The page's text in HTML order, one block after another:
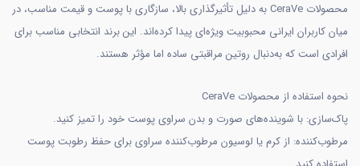
محصولات CeraVe به دلیل تأثیرگذاری بالا، سازگاری با پوست و قیمت مناسب، در
میان کاربران ایرانی محبوبیت ویژه‌ای پیدا کرده‌اند. این برند انتخابی مناسب برای
افرادی است که به‌دنبال روتین مراقبتی ساده اما مؤثر هستند.
نحوه استفاده از محصولات CeraVe
پاک‌سازی: با شوینده‌های صورت و بدن سراوی پوست خود را تمیز کنید.
مرطوب‌کننده: از کرم یا لوسیون مرطوب‌کننده سراوی برای حفظ رطوبت پوست